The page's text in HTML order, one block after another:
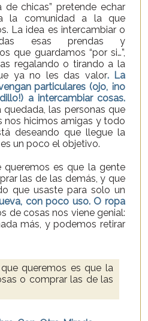
de chicas” pretende echar
la comunidad a la que
La idea es intercambiar o
esas prendas y
que guardamos “por si…”,
regalando o tirando a la
ya no les das valor. La
particulares (ojo, ¡no
a intercambiar cosas.
quedada, las personas que
nos hicimos amigas y todo
deseando que llegue la
un poco el objetivo.
es que la gente
las de las demás, y que
que usaste para solo un
con poco uso. O ropa
de cosas nos viene genial:
más, y podemos retirar
queremos es que la
o comprar las de las